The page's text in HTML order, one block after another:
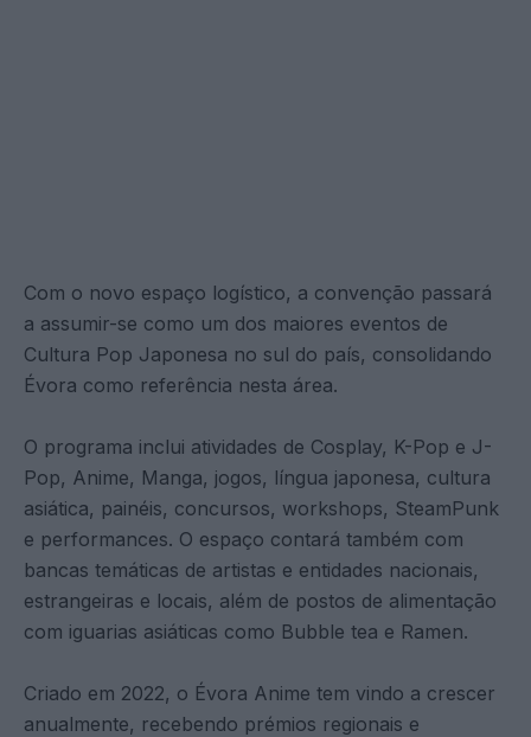
Com o novo espaço logístico, a convenção passará
a assumir-se como um dos maiores eventos de
Cultura Pop Japonesa no sul do país, consolidando
Évora como referência nesta área.
O programa inclui atividades de Cosplay, K-Pop e J-
Pop, Anime, Manga, jogos, língua japonesa, cultura
asiática, painéis, concursos, workshops, SteamPunk
e performances. O espaço contará também com
bancas temáticas de artistas e entidades nacionais,
estrangeiras e locais, além de postos de alimentação
com iguarias asiáticas como Bubble tea e Ramen.
Criado em 2022, o Évora Anime tem vindo a crescer
anualmente, recebendo prémios regionais e